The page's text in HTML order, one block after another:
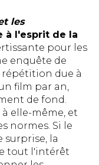
les
l'esprit de la
pour les
enquête de
due à
film par an,
de fond.
elle-même, et
normes. Si le
surprise, la
tout l'intérêt